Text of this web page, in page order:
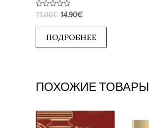
Оценка
0
из
21.00€ 14.90€
ПОДРОБНЕЕ
ПОХОЖИЕ ТОВАРЫ